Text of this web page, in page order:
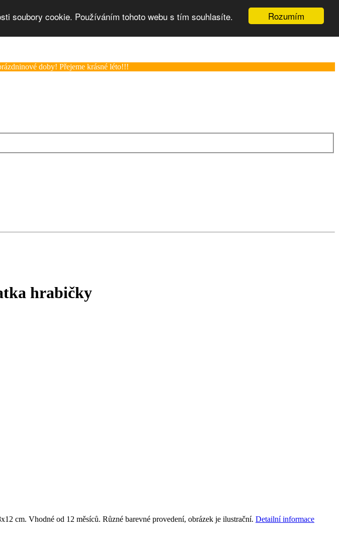
Rozumím
soubory cookie. Používáním tohoto webu s tím souhlasíte.
doby! Přejeme krásné léto!!!
hrabičky
cm. Vhodné od 12 měsíců. Různé barevné provedení, obrázek je ilustrační. Detailní informace